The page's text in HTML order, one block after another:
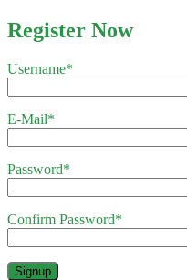
Register Now
Username*
E-Mail*
Password*
Confirm Password*